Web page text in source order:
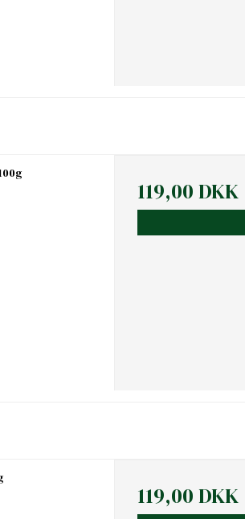
119,00 DKK
119,00 DKK